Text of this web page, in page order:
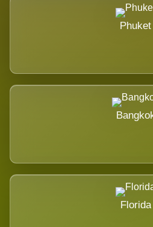
Phuket
Florida